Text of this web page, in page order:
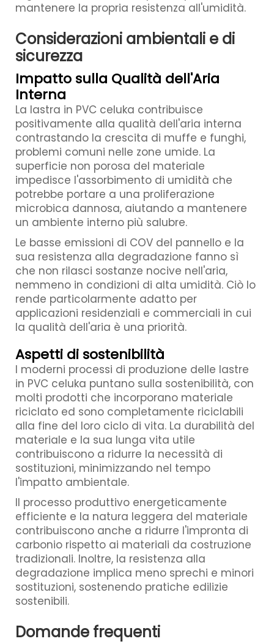
mantenere la propria resistenza all'umidità.
Considerazioni ambientali e di
sicurezza
Impatto sulla Qualità dell'Aria
Interna
La lastra in PVC celuka contribuisce
positivamente alla qualità dell'aria interna
contrastando la crescita di muffe e funghi,
problemi comuni nelle zone umide. La
superficie non porosa del materiale
impedisce l'assorbimento di umidità che
potrebbe portare a una proliferazione
microbica dannosa, aiutando a mantenere
un ambiente interno più salubre.
Le basse emissioni di COV del pannello e la
sua resistenza alla degradazione fanno sì
che non rilasci sostanze nocive nell'aria,
nemmeno in condizioni di alta umidità. Ciò lo
rende particolarmente adatto per
applicazioni residenziali e commerciali in cui
la qualità dell'aria è una priorità.
Aspetti di sostenibilità
I moderni processi di produzione delle lastre
in PVC celuka puntano sulla sostenibilità, con
molti prodotti che incorporano materiale
riciclato ed sono completamente riciclabili
alla fine del loro ciclo di vita. La durabilità del
materiale e la sua lunga vita utile
contribuiscono a ridurre la necessità di
sostituzioni, minimizzando nel tempo
l'impatto ambientale.
Il processo produttivo energeticamente
efficiente e la natura leggera del materiale
contribuiscono anche a ridurre l'impronta di
carbonio rispetto ai materiali da costruzione
tradizionali. Inoltre, la resistenza alla
degradazione implica meno sprechi e minori
sostituzioni, sostenendo pratiche edilizie
sostenibili.
Domande frequenti